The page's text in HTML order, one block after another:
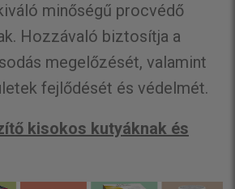
minőségű procvédő
Hozzávaló biztosítja a
megelőzését, valamint
fejlődését és védelmét.
kisokos kutyáknak és